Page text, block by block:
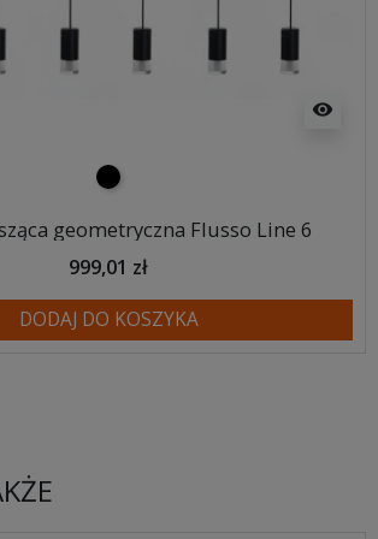
visibility
czarny
geometryczna Flusso Line 6
999,01 zł
DODAJ DO KOSZYKA